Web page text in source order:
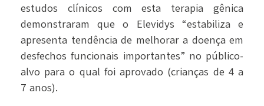
estudos clínicos com esta terapia gênica
demonstraram que o Elevidys “estabiliza e
apresenta tendência de melhorar a doença em
desfechos funcionais importantes” no público-
alvo para o qual foi aprovado (crianças de 4 a
7 anos).